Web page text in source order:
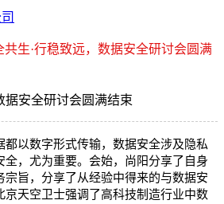
共生·行稳致远，数据安全研讨会圆满
据安全研讨会圆满结束
都以数字形式传输，数据安全涉及隐私
全，尤为重要。会始，尚阳分享了自身
宗旨，分享了从经验中得来的与数据安
京天空卫士强调了高科技制造行业中数